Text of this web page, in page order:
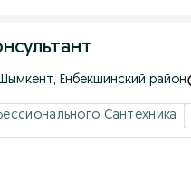
, Енбекшинский район
Сантехника